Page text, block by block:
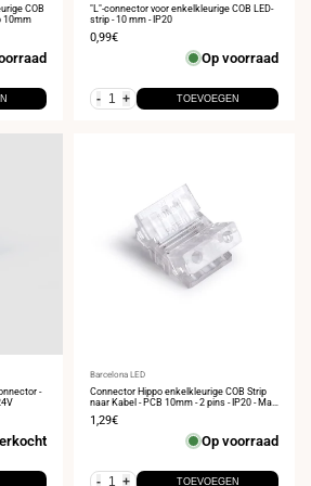
COB
10mm
"L"-connector voor enkelkleurige COB LED-
strip - 10 mm - IP20
Verkoopprijs
0,99€
Op voorraad
- + TOEVOEGEN
-
Leverancier:
Barcelona LED
Connector Hippo enkelkleurige COB Strip
naar Kabel - PCB 10mm - 2 pins - IP20 - Max.
24V
Verkoopprijs
1,29€
Op voorraad
- + TOEVOEGEN